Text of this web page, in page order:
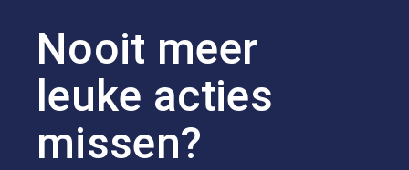
Nooit meer
leuke acties
missen?